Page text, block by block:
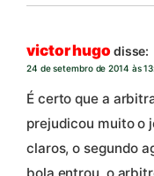
victor hugo disse:
24 de setembro de 2014 às
É certo que a
prejudicou muito o
claros, o segundo
bola entrou, o